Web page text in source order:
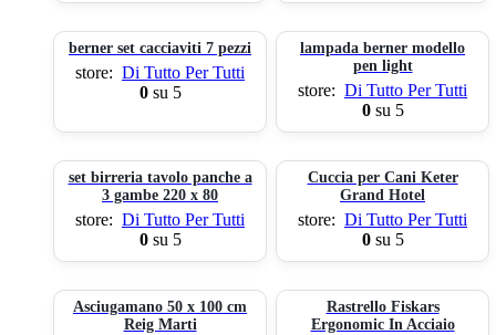
berner set cacciaviti 7 pezzi
store: Di Tutto Per Tutti
0su 5
lampada berner modello
pen light
store: Di Tutto Per Tutti
0su 5
set birreria tavolo panche a
3 gambe 220 x 80
store: Di Tutto Per Tutti
0su 5
Cuccia per Cani Keter
Grand Hotel
store: Di Tutto Per Tutti
0su 5
Asciugamano 50 x 100 cm
Reig Marti
Rastrello Fiskars
Ergonomic In Acciaio